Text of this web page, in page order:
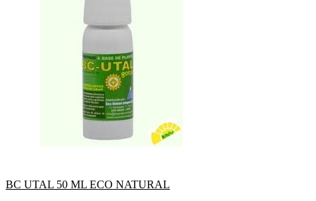
BC UTAL 50 ML ECO NATURAL